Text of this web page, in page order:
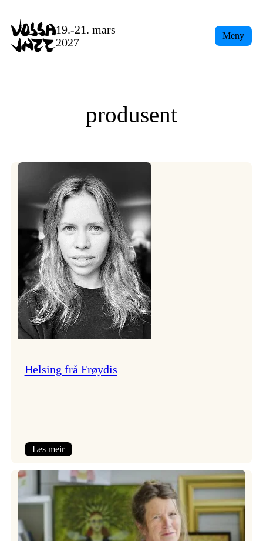
content
19.-21. mars
2027
Meny
produsent
Helsing frå Frøydis
Les meir:
frå
Frøydis